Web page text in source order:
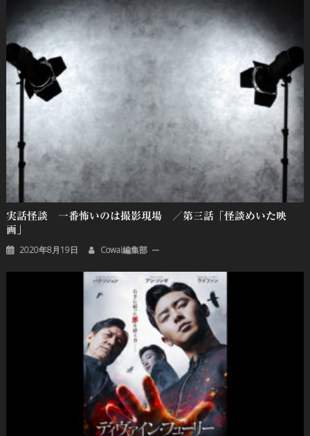
シ
ョ
ン
実話怪談 一番怖いのは撮影現場 ／第三話「怪談めいた映
画」
2020年8月19日 Cowai編集部